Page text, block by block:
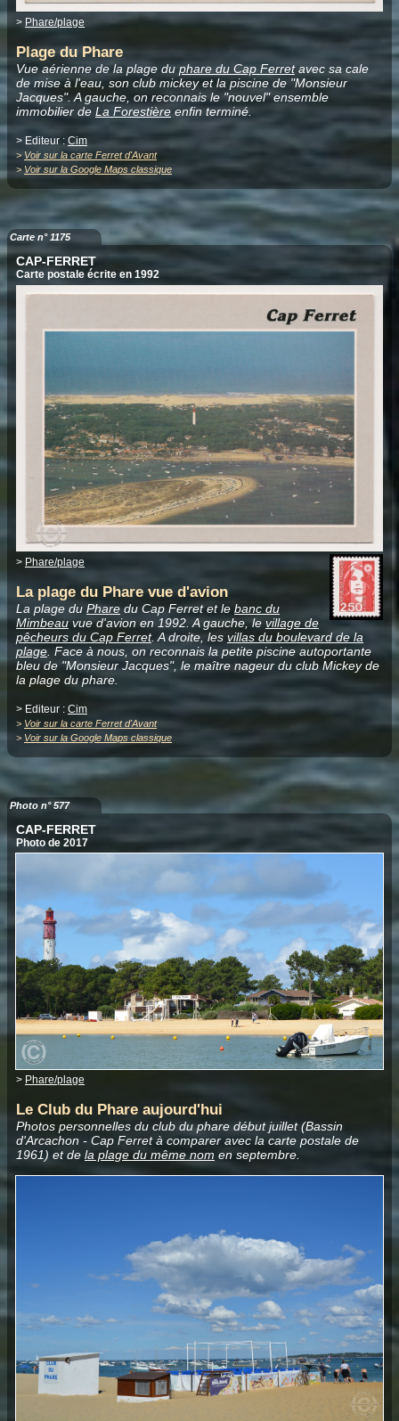
> Phare/plage
Plage du Phare
Vue aérienne de la plage du phare du Cap Ferretavec sa cale
de mise à l'eau, son club mickey et la piscine de "Monsieur
Jacques". A gauche, on reconnais le "nouvel" ensemble
immobilier de La Forestière enfin terminé.
> Editeur : Cim
> Voir sur la carte Ferret d'Avant
> Voir sur la Google Maps classique
Carte n° 1175
CAP-FERRET
Carte postale écrite en 1992
> Phare/plage
La plage du Phare vue d'avion
La plage du Phare du Cap Ferret et le banc du
Mimbeauvue d'avion en 1992. A gauche, le village de
pêcheurs du Cap Ferret. A droite, les villas du boulevard de la
plage . Face à nous, on reconnais la petite piscine autoportante
bleu de "Monsieur Jacques", le maître nageur du club Mickey de
la plage du phare.
> Editeur : Cim
> Voir sur la carte Ferret d'Avant
> Voir sur la Google Maps classique
Photo n° 577
CAP-FERRET
Photo de 2017
> Phare/plage
Le Club du Phare aujourd'hui
Photos personnelles du club du phare début juillet (Bassin
d'Arcachon - Cap Ferret à comparer avec la carte postale de
1961) et de la plage du même nom en septembre.